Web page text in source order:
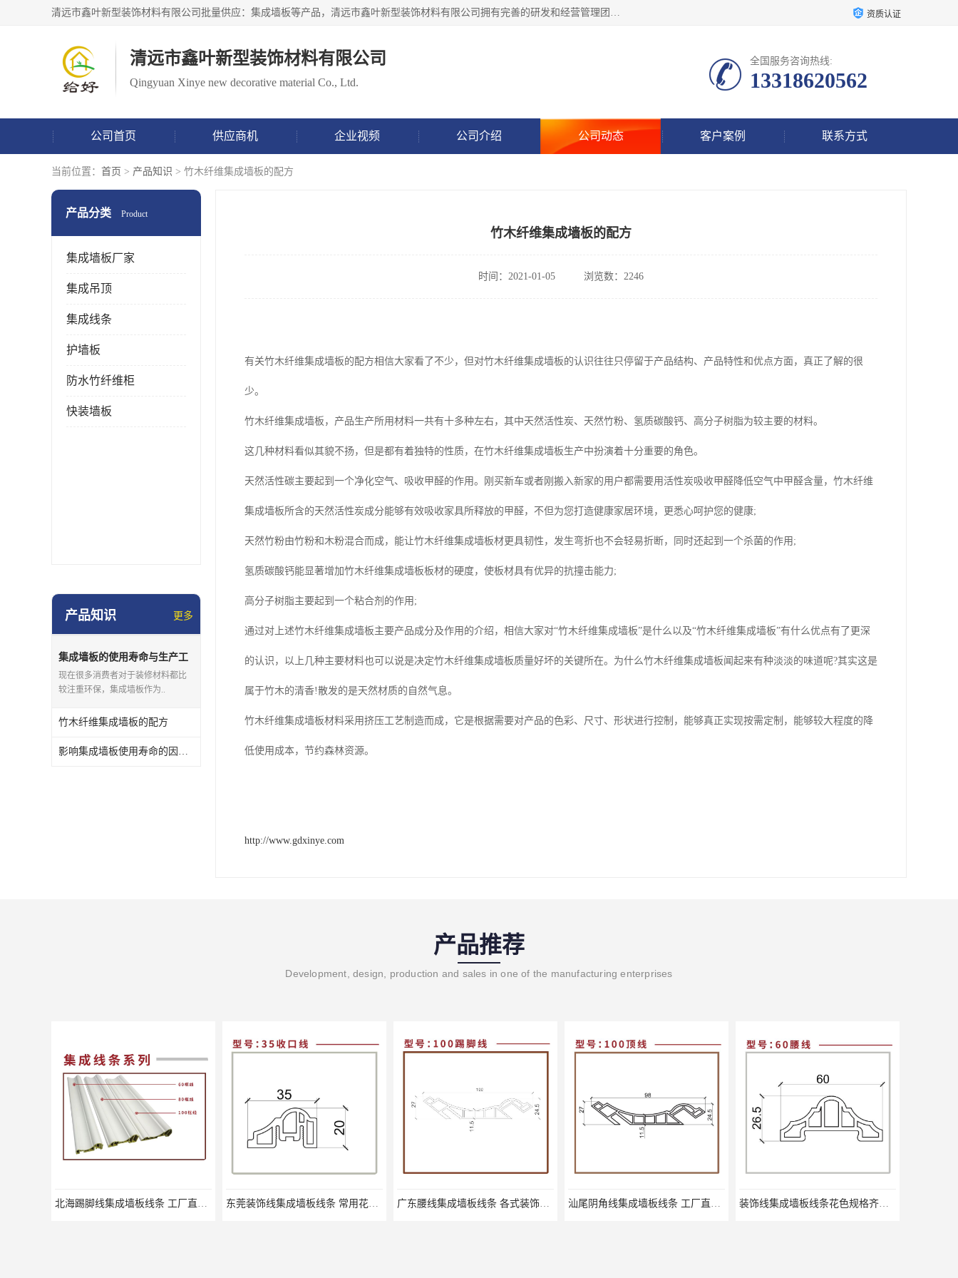
清远市鑫叶新型装饰材料有限公司批量供应：集成墙板等产品，清远市鑫叶新型装饰材料有限公司拥有完善的研发和经营管理团队，取得有70多项证书。不断让研发科技成果惠及全人类，用新材料保护自然资源，让人类生活居住健康与自然发展相和谐。全国统一热线电话：*。 资质认证
清远市鑫叶新型装饰材料有限公司
Qingyuan Xinye new decorative material Co., Ltd.
全国服务咨询热线:
13318620562
公司首页 供应商机 企业视频 公司介绍 公司动态 客户案例 联系方式
当前位置： 首页 > 产品知识 > 竹木纤维集成墙板的配方
产品分类 Product
集成墙板厂家
集成吊顶
集成线条
护墙板
防水竹纤维柜
快装墙板
产品知识 更多
集成墙板的使用寿命与生产工
艺有关吗？
现在很多消费者对于装修材料都比
较注重环保，集成墙板作为..
竹木纤维集成墙板的配方
影响集成墙板使用寿命的因素有哪些？
竹木纤维集成墙板的配方
时间：2021-01-05 浏览数：2246
有关竹木纤维集成墙板的配方相信大家看了不少，但对竹木纤维集成墙板的认识往往只停留于产品结构、产品特性和优点方面，真正了解的很
少。
竹木纤维集成墙板，产品生产所用材料一共有十多种左右，其中天然活性炭、天然竹粉、氢质碳酸钙、高分子树脂为较主要的材料。
这几种材料看似其貌不扬，但是都有着独特的性质，在竹木纤维集成墙板生产中扮演着十分重要的角色。
天然活性碳主要起到一个净化空气、吸收甲醛的作用。刚买新车或者刚搬入新家的用户都需要用活性炭吸收甲醛降低空气中甲醛含量，竹木纤维
集成墙板所含的天然活性炭成分能够有效吸收家具所释放的甲醛，不但为您打造健康家居环境，更悉心呵护您的健康;
天然竹粉由竹粉和木粉混合而成，能让竹木纤维集成墙板材更具韧性，发生弯折也不会轻易折断，同时还起到一个杀菌的作用;
氢质碳酸钙能显著增加竹木纤维集成墙板板材的硬度，使板材具有优异的抗撞击能力;
高分子树脂主要起到一个粘合剂的作用;
通过对上述竹木纤维集成墙板主要产品成分及作用的介绍，相信大家对“竹木纤维集成墙板”是什么以及“竹木纤维集成墙板”有什么优点有了更深
的认识，以上几种主要材料也可以说是决定竹木纤维集成墙板质量好坏的关键所在。为什么竹木纤维集成墙板闻起来有种淡淡的味道呢?其实这是
属于竹木的清香!散发的是天然材质的自然气息。
竹木纤维集成墙板材料采用挤压工艺制造而成，它是根据需要对产品的色彩、尺寸、形状进行控制，能够真正实现按需定制，能够较大程度的降
低使用成本，节约森林资源。
http://www.gdxinye.com
产品推荐
Development, design, production and sales in one of the manufacturing enterprises
北海踢脚线集成墙板线条 工厂直销快速发货 东莞装饰线集成墙板线条 常用花色库存 广东腰线集成墙板线条 各式装饰线条大全 汕尾阴角线集成墙板线条 工厂直销快速发货 装饰线集成墙板线条花色规格齐全 常用花色库存